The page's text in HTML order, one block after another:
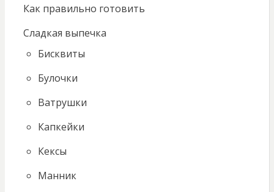
Как правильно готовить
Сладкая выпечка
Бисквиты
Булочки
Ватрушки
Капкейки
Кексы
Манник